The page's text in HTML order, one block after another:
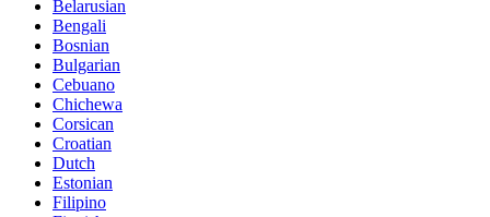
Belarusian
Bengali
Bosnian
Bulgarian
Cebuano
Chichewa
Corsican
Croatian
Dutch
Estonian
Filipino